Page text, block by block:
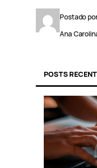
Postado
Ana
POSTS